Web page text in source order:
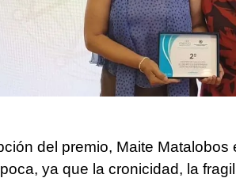
del premio, Maite
ya que la cronicidad, la